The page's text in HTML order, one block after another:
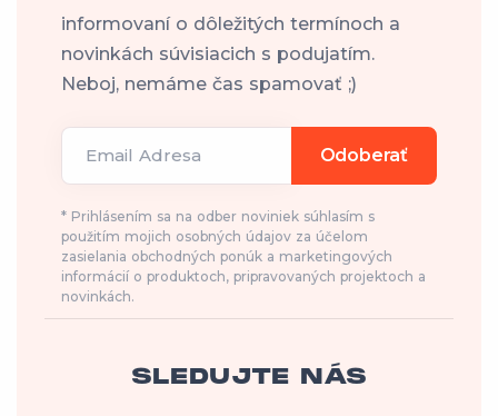
informovaní o dôležitých termínoch a
novinkách súvisiacich s podujatím.
Neboj, nemáme čas spamovať ;)
Email Adresa Odoberať
* Prihlásením sa na odber noviniek súhlasím s
použitím mojich osobných údajov za účelom
zasielania obchodných ponúk a marketingových
informácií o produktoch, pripravovaných projektoch a
novinkách.
SLEDUJTE NÁS